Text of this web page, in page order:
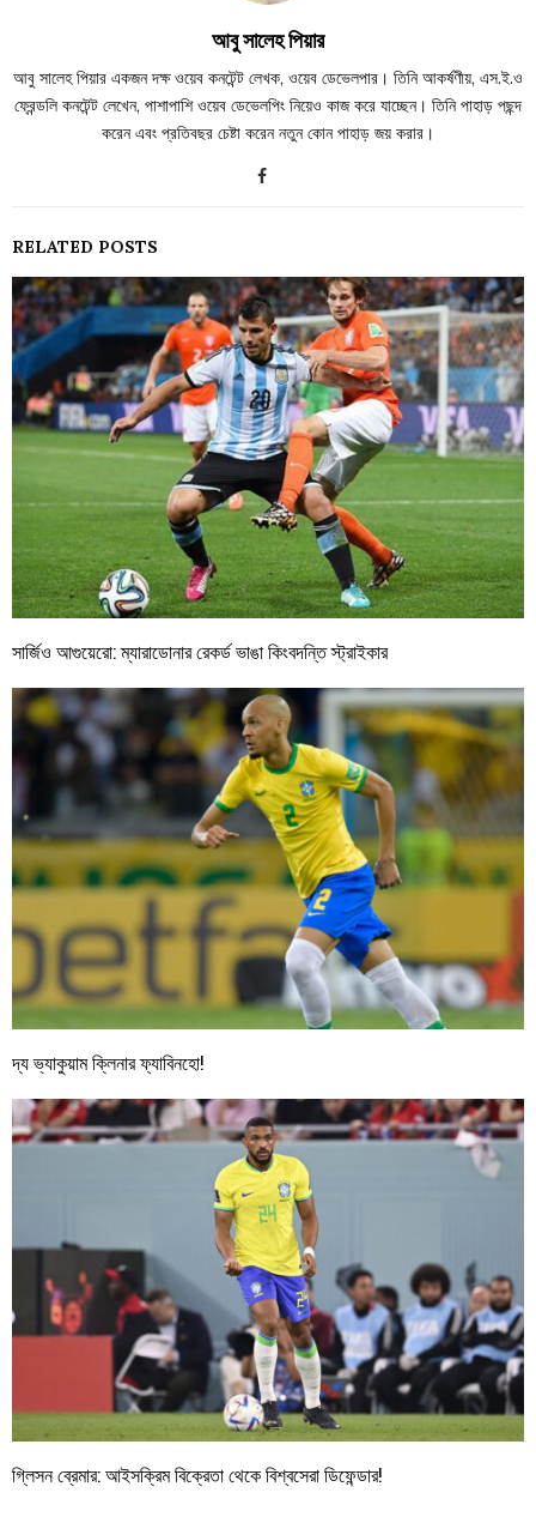
আবু সালেহ পিয়ার
আবু সালেহ পিয়ার একজন দক্ষ ওয়েব কনটেন্ট লেখক, ওয়েব ডেভেলপার। তিনি আকর্ষণীয়, এস.ই.ও
ফ্রেন্ডলি কনটেন্ট লেখেন, পাশাপাশি ওয়েব ডেভেলপিং নিয়েও কাজ করে যাচ্ছেন। তিনি পাহাড় পছন্দ
করেন এবং প্রতিবছর চেষ্টা করেন নতুন কোন পাহাড় জয় করার।
RELATED POSTS
সার্জিও আগুয়েরো: ম্যারাডোনার রেকর্ড ভাঙা কিংবদন্তি স্ট্রাইকার
দ্য ভ্যাকুয়াম ক্লিনার ফ্যাবিনহো!
গ্লিসন ব্রেমার: আইসক্রিম বিক্রেতা থেকে বিশ্বসেরা ডিফেন্ডার!